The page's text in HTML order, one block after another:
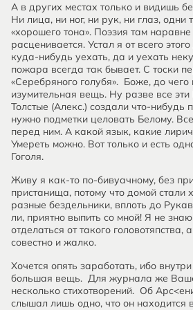
А в других местах только и видишь
Ни лица, ни ног, ни рук, ни глаз, одни
«хорошего тона». Поэзия там
расценивается. Устал я от всего
куда-нибудь уехать, да и уехать
пожара всегда так бывает. С тоски
«Серебряного голубя». Боже, до чего
изумительная вещь. Ну разве все
Толстые (Алекс.) создали что-нибудь
нужно подметки целовать Белому.
перед ним. А какой язык, какие
Умереть можно. Вот только и есть
Гоголя.
Живу я как-то по-бивуачному, без
пристанища, потому что домой стали
разные бездельники, вплоть до
ли, приятно выпить со мной! Я не
отделаться от такого головотяпства,
совестно и жалко.
Хочется опять заработать, ибо
большая вещь. Для журнала же
несколько стихотворений. Об
слышал лишь одно, что он находится